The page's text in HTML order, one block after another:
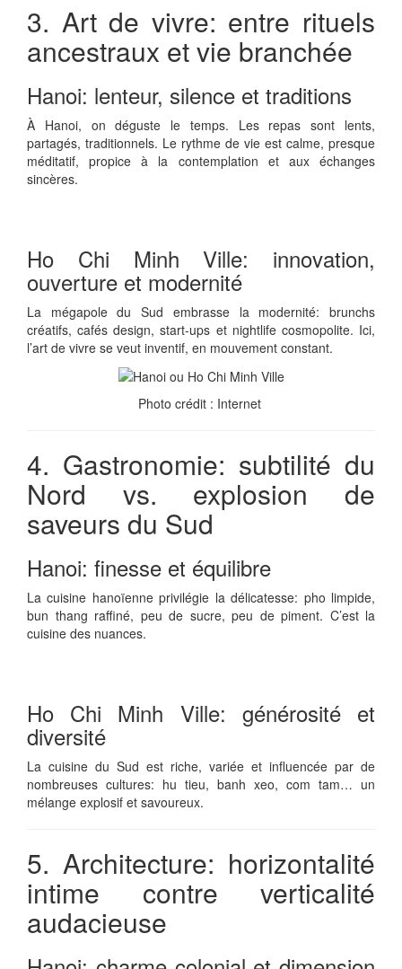
3. Art de vivre: entre rituels
ancestraux et vie branchée
Hanoi: lenteur, silence et traditions
À Hanoi, on déguste le temps. Les repas sont lents,
partagés, traditionnels. Le rythme de vie est calme, presque
méditatif, propice à la contemplation et aux échanges
sincères.
Ho Chi Minh Ville: innovation,
ouverture et modernité
La mégapole du Sud embrasse la modernité: brunchs
créatifs, cafés design, start-ups et nightlife cosmopolite. Ici,
l’art de vivre se veut inventif, en mouvement constant.
Photo crédit : Internet
4. Gastronomie: subtilité du
Nord vs. explosion de
saveurs du Sud
Hanoi: finesse et équilibre
La cuisine hanoïenne privilégie la délicatesse: pho limpide,
bun thang raffiné, peu de sucre, peu de piment. C’est la
cuisine des nuances.
Ho Chi Minh Ville: générosité et
diversité
La cuisine du Sud est riche, variée et influencée par de
nombreuses cultures: hu tieu, banh xeo, com tam… un
mélange explosif et savoureux.
5. Architecture: horizontalité
intime contre verticalité
audacieuse